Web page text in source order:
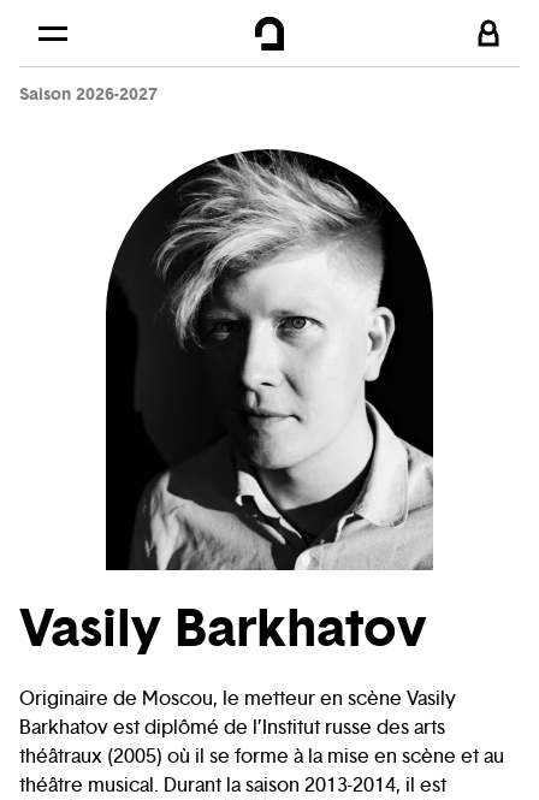
Skip to
Saison 2026-2027
Vasily Barkhatov
Originaire de Moscou, le metteur en scène Vasily
Barkhatov est diplômé de l’Institut russe des arts
théâtraux (2005) où il se forme à la mise en scène et au
théâtre musical. Durant la saison 2013-2014, il est